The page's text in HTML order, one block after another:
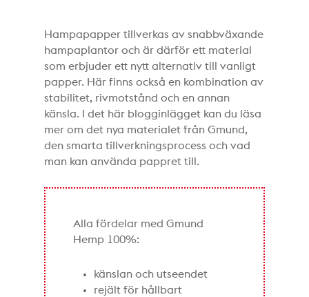
Hampapapper tillverkas av snabbväxande
hampaplantor och är därför ett material
som erbjuder ett nytt alternativ till vanligt
papper. Här finns också en kombination av
stabilitet, rivmotstånd och en annan
känsla. I det här blogginlägget kan du läsa
mer om det nya materialet från Gmund,
den smarta tillverkningsprocess och vad
man kan använda pappret till.
Alla fördelar med Gmund
Hemp 100%:
känslan och utseendet
rejält för hållbart